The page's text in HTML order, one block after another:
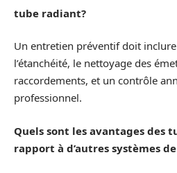
tube radiant?
Un entretien préventif doit
l’étanchéité, le nettoyage des
raccordements, et un contrôle
professionnel.
Quels sont les avantages des
rapport à d’autres systèmes